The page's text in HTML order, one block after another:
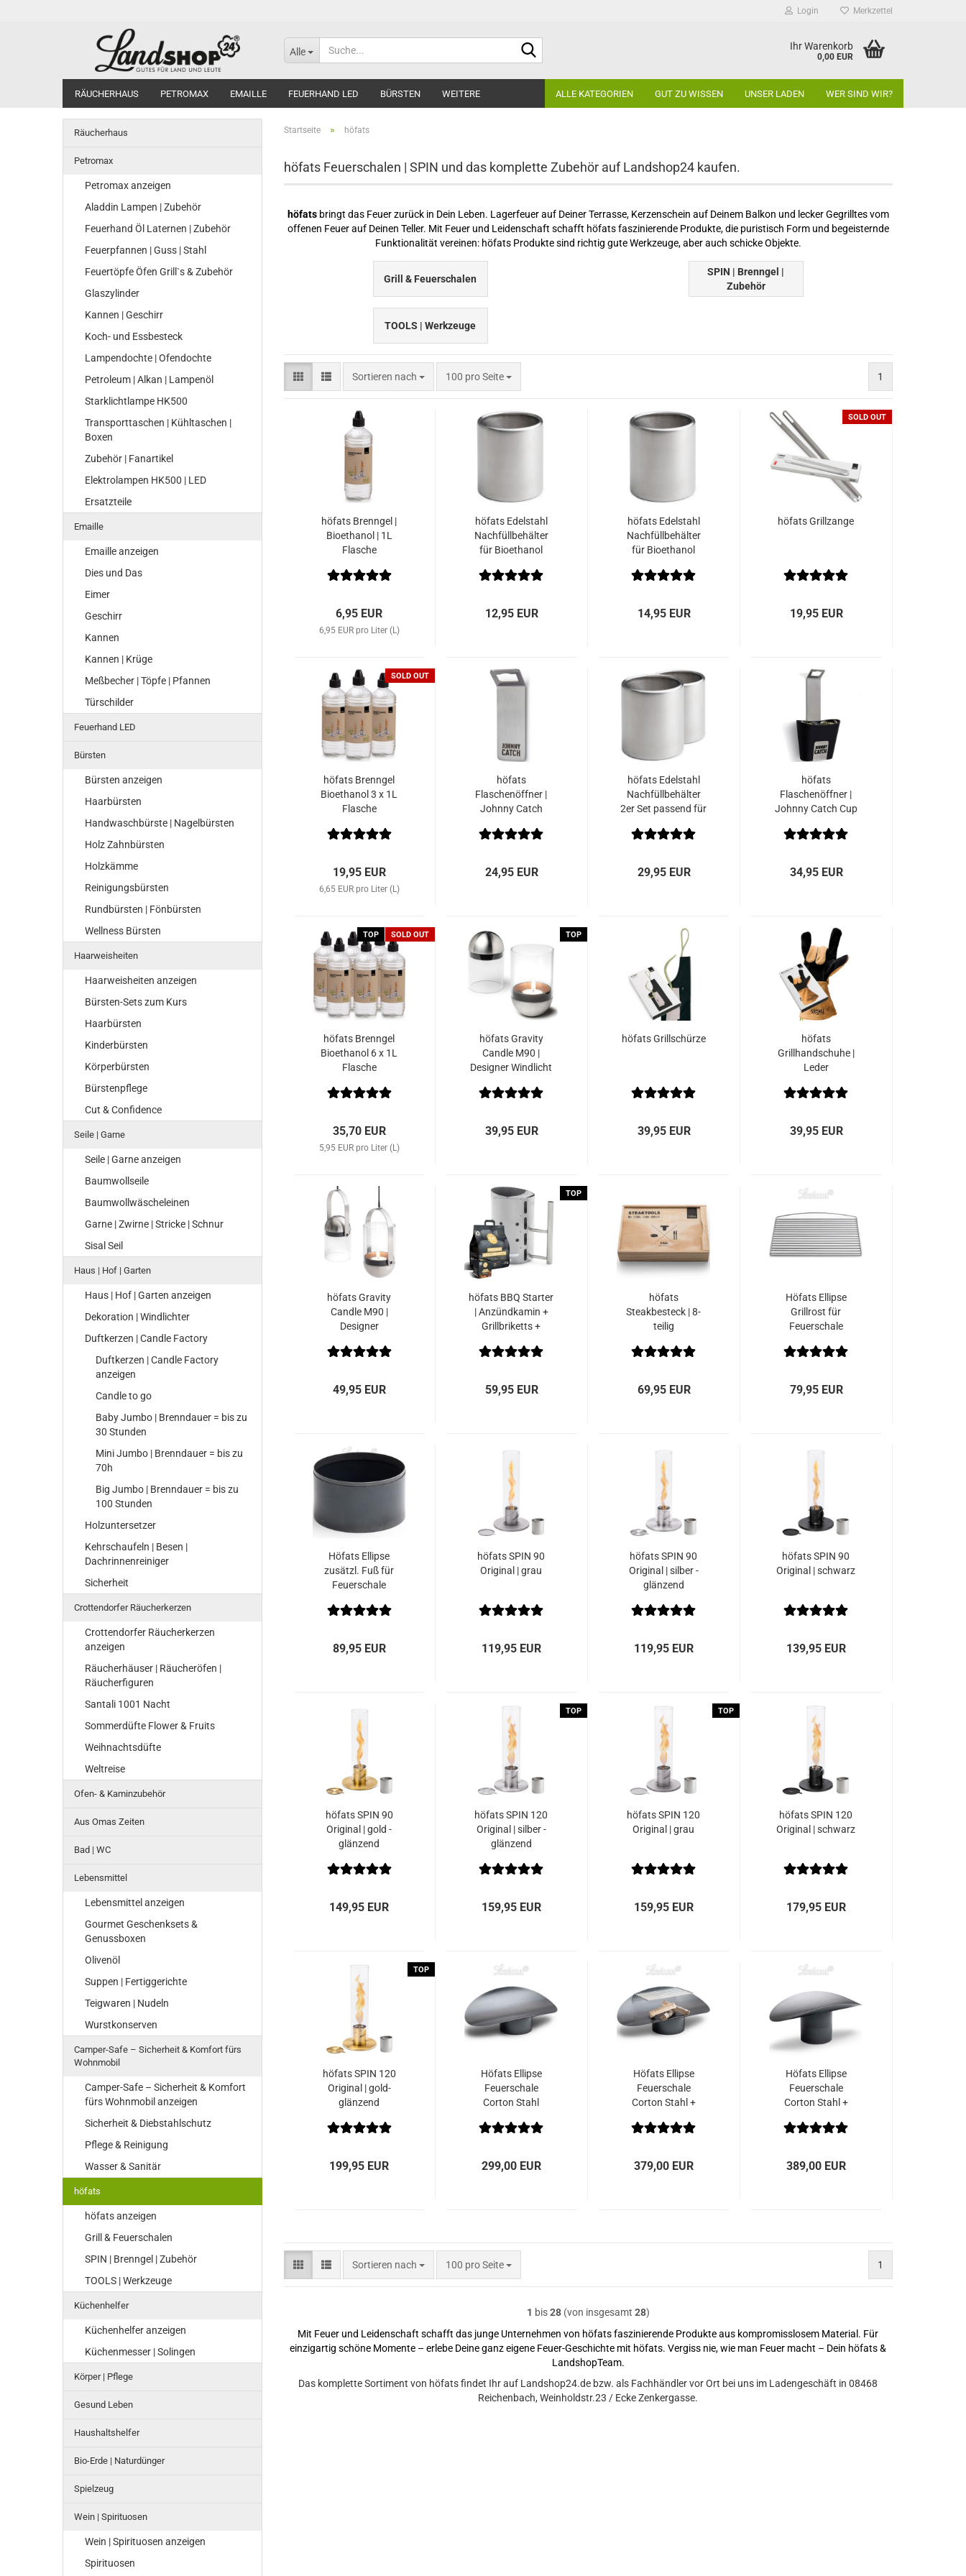
Login Merkzettel
Alle Ihr Warenkorb
0,00 EUR
RÄUCHERHAUS PETROMAX EMAILLE FEUERHAND LED BÜRSTEN ALLE KATEGORIEN GUT ZU WISSEN UNSER LADEN WER SIND WIR?
WEITERE
Startseite » höfats
höfats Feuerschalen | SPIN und das komplette Zubehör auf Landshop24 kaufen.
höfatsbringt das Feuer zurück in Dein Leben. Lagerfeuer auf Deiner Terrasse, Kerzenschein auf Deinem Balkon und lecker Gegrilltes vom
offenen Feuer auf Deinen Teller. Mit Feuer und Leidenschaft schafft höfats faszinierende Produkte, die puristisch Form und begeisternde
Funktionalität vereinen: höfats Produkte sind richtig gute Werkzeuge, aber auch schicke Objekte.
Grill & Feuerschalen
SPIN | Brenngel |
Zubehör
TOOLS | Werkzeuge
Sortieren nach
Sortieren nach 100 pro Seite
pro Seite 1
höfats Brenngel |
Bioethanol | 1L
Flasche
6,95 EUR
6,95 EUR pro Liter (L)
höfats Edelstahl
Nachfüllbehälter
für Bioethanol
90 | 225ml
12,95 EUR
höfats Edelstahl
Nachfüllbehälter
für Bioethanol
120 | 500ml
14,95 EUR
SOLD OUT
höfats Grillzange
19,95 EUR
SOLD OUT
höfats Brenngel
Bioethanol 3 x 1L
Flasche
19,95 EUR
6,65 EUR pro Liter (L)
höfats
Flaschenöffner |
Johnny Catch
24,95 EUR
höfats Edelstahl
Nachfüllbehälter
2er Set passend für
29,95 EUR
höfats
Flaschenöffner |
Johnny Catch Cup
34,95 EUR
TOP SOLD OUT
höfats Brenngel
Bioethanol 6 x 1L
Flasche
35,70 EUR
5,95 EUR pro Liter (L)
TOP
höfats Gravity
Candle M90 |
Designer Windlicht
39,95 EUR
höfats Grillschürze
39,95 EUR
höfats
Grillhandschuhe |
Leder
39,95 EUR
höfats Gravity
Candle M90 |
Designer
49,95 EUR
TOP
höfats BBQ Starter
| Anzündkamin +
Grillbriketts +
59,95 EUR
höfats
Steakbesteck | 8-
teilig
69,95 EUR
Höfats Ellipse
Grillrost für
Feuerschale
79,95 EUR
Höfats Ellipse
zusätzl. Fuß für
Feuerschale
89,95 EUR
höfats SPIN 90
Original | grau
119,95 EUR
höfats SPIN 90
Original | silber -
glänzend
119,95 EUR
höfats SPIN 90
Original | schwarz
139,95 EUR
höfats SPIN 90
Original | gold -
glänzend
149,95 EUR
TOP
höfats SPIN 120
Original | silber -
glänzend
159,95 EUR
TOP
höfats SPIN 120
Original | grau
159,95 EUR
höfats SPIN 120
Original | schwarz
179,95 EUR
TOP
höfats SPIN 120
Original | gold-
glänzend
199,95 EUR
Höfats Ellipse
Feuerschale
Corton Stahl
299,00 EUR
Höfats Ellipse
Feuerschale
Corton Stahl +
379,00 EUR
Höfats Ellipse
Feuerschale
Corton Stahl +
389,00 EUR
Sortieren nach
Sortieren nach 100 pro Seite
pro Seite 1
1 bis28(von insgesamt 28)
Mit Feuer und Leidenschaft schafft das junge Unternehmen von höfats faszinierende Produkte aus kompromisslosem Material. Für
einzigartig schöne Momente – erlebe Deine ganz eigene Feuer-Geschichte mit höfats.Vergiss nie, wie man Feuer macht – Dein höfats &
LandshopTeam.
Das komplette Sortiment von höfats findet Ihr auf Landshop24.de bzw. als Fachhändler vor Ort bei uns im Ladengeschäft in 08468
Reichenbach, Weinholdstr.23 / Ecke Zenkergasse.
Räucherhaus
Petromax
Petromax anzeigen
Aladdin Lampen | Zubehör
Feuerhand Öl Laternen | Zubehör
Feuerpfannen | Guss | Stahl
Feuertöpfe Öfen Grill`s & Zubehör
Glaszylinder
Kannen | Geschirr
Koch- und Essbesteck
Lampendochte | Ofendochte
Petroleum | Alkan | Lampenöl
Starklichtlampe HK500
Transporttaschen | Kühltaschen |
Boxen
Zubehör | Fanartikel
Elektrolampen HK500 | LED
Ersatzteile
Emaille
Emaille anzeigen
Dies und Das
Eimer
Geschirr
Kannen
Kannen | Krüge
Meßbecher | Töpfe | Pfannen
Türschilder
Feuerhand LED
Bürsten
Bürsten anzeigen
Haarbürsten
Handwaschbürste | Nagelbürsten
Holz Zahnbürsten
Holzkämme
Reinigungsbürsten
Rundbürsten | Fönbürsten
Wellness Bürsten
Haarweisheiten
Haarweisheiten anzeigen
Bürsten-Sets zum Kurs
Haarbürsten
Kinderbürsten
Körperbürsten
Bürstenpflege
Cut & Confidence
Seile | Garne
Seile | Garne anzeigen
Baumwollseile
Baumwollwäscheleinen
Garne | Zwirne | Stricke | Schnur
Sisal Seil
Haus | Hof | Garten
Haus | Hof | Garten anzeigen
Dekoration | Windlichter
Duftkerzen | Candle Factory
Duftkerzen | Candle Factory
anzeigen
Candle to go
Baby Jumbo | Brenndauer = bis zu
30 Stunden
Mini Jumbo | Brenndauer = bis zu
70h
Big Jumbo | Brenndauer = bis zu
100 Stunden
Holzuntersetzer
Kehrschaufeln | Besen |
Dachrinnenreiniger
Sicherheit
Crottendorfer Räucherkerzen
Crottendorfer Räucherkerzen
anzeigen
Räucherhäuser | Räucheröfen |
Räucherfiguren
Santali 1001 Nacht
Sommerdüfte Flower & Fruits
Weihnachtsdüfte
Weltreise
Ofen- & Kaminzubehör
Aus Omas Zeiten
Bad | WC
Lebensmittel
Lebensmittel anzeigen
Gourmet Geschenksets &
Genussboxen
Olivenöl
Suppen | Fertiggerichte
Teigwaren | Nudeln
Wurstkonserven
Camper-Safe – Sicherheit & Komfort fürs
Wohnmobil
Camper-Safe – Sicherheit & Komfort
fürs Wohnmobil anzeigen
Sicherheit & Diebstahlschutz
Pflege & Reinigung
Wasser & Sanitär
höfats
höfats anzeigen
Grill & Feuerschalen
SPIN | Brenngel | Zubehör
TOOLS | Werkzeuge
Küchenhelfer
Küchenhelfer anzeigen
Küchenmesser | Solingen
Körper | Pflege
Gesund Leben
Haushaltshelfer
Bio-Erde | Naturdünger
Spielzeug
Wein | Spirituosen
Wein | Spirituosen anzeigen
Spirituosen